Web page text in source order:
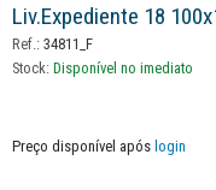
Liv.expediente 18
Ref.: 34811_F
Stock: Disponível no imediato
Preço disponível após login